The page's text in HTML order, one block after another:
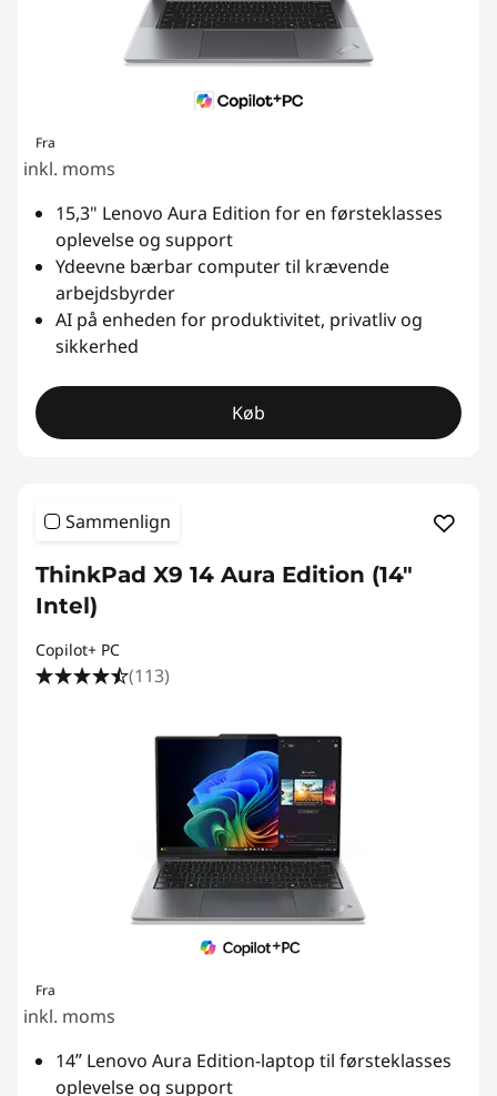
Fra
inkl. moms
15,3" Lenovo Aura Edition for en førsteklasses
oplevelse og support
Ydeevne bærbar computer til krævende
arbejdsbyrder
AI på enheden for produktivitet, privatliv og
sikkerhed
Køb
Sammenlign
ThinkPad X9 14 Aura Edition (14"
Intel)
Copilot+ PC
(113)
Fra
inkl. moms
14ʺ Lenovo Aura Edition-laptop til førsteklasses
oplevelse og support